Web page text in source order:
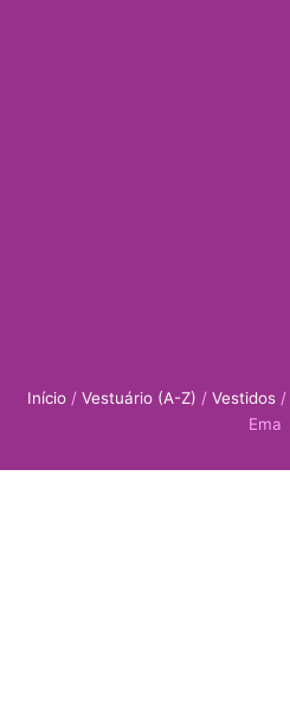
Início / Vestuário (A-Z) / Vestidos /
Ema